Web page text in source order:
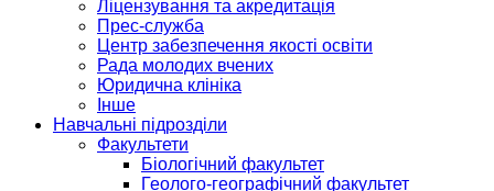
Ліцензування та акредитація
Прес-служба
Центр забезпечення якості освіти
Рада молодих вчених
Юридична клініка
Інше
Навчальні підрозділи
Факультети
Біологічний факультет
Геолого-географічний факультет